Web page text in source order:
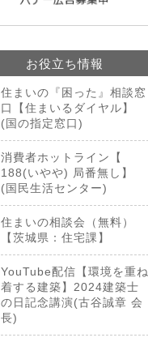
お役立ち情報
住まいの『困った』相談窓
口【住まいるダイヤル】
(国の指定窓口)
消費者ホットライン【
188(いやや) 局番無し】
(国民生活センター)
住まいの相談会（無料）
【茨城県：住宅課】
YouTube配信【環境を重ね
着する建築】2024建築士
の日記念講演(古谷誠章 会
長)